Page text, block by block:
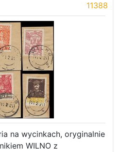
11388
na wycinkach, oryginalnie
WILNO z